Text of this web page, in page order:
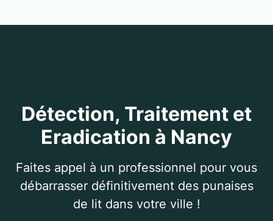
Détection, Traitement et
Eradication à Nancy
Faites appel à un professionnel pour vous
débarrasser définitivement des punaises
de lit dans votre ville !